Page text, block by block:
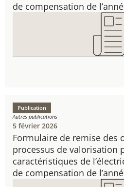
de compensation de
Formulaire de​ ​remise des
processus de valorisation
caractéristiques de
de compensation de
Publication
Autres publications
5 février 2026